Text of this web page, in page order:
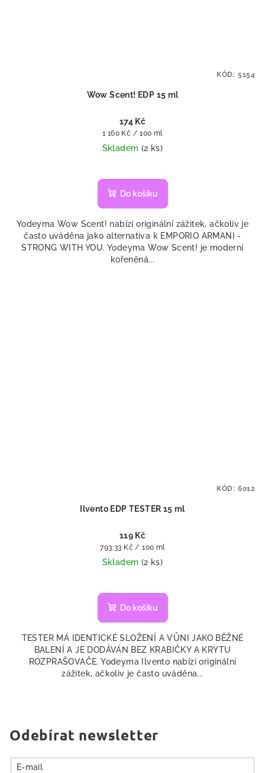
Wow Scent! EDP 15 ml
174 Kč
Měrná
cena:
1 160 Kč / 100 ml
Skladem (2 ks)
Do košíku
Yodeyma Wow Scent! nabízí originální zážitek, ačkoliv je
často uváděna jako alternativa k EMPORIO ARMANI -
STRONG WITH YOU. Yodeyma Wow Scent! je moderní
kořeněná...
KÓD: 5154
Ilvento EDP TESTER 15 ml
119 Kč
Měrná
cena:
793,33 Kč / 100 ml
Skladem (2 ks)
Do košíku
TESTER MÁ IDENTICKÉ SLOŽENÍ A VŮNI JAKO BĚŽNÉ
BALENÍ A JE DODÁVÁN BEZ KRABIČKY A KRYTU
ROZPRAŠOVAČE. Yodeyma Ilvento nabízí originální
zážitek, ačkoliv je často uváděna...
KÓD: 6012
Odebírat newsletter
E-mail